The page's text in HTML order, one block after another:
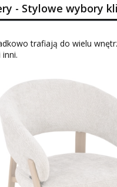
- Stylowe wybory
trafiają do wielu